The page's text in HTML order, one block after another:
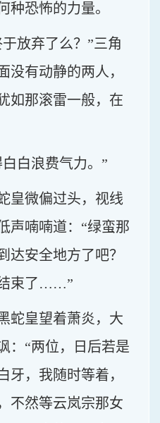
种恐怖的力量。
放弃了么？”三角
没有动静的两人，
如那滚雷一般，在
白浪费气力。”
皇微偏过头，视线
声喃喃道：“绿蛮那
达安全地方了吧？
束了……”
蛇皇望着萧炎，大
：“两位，日后若是
牙，我随时等着，
不然等云岚宗那女